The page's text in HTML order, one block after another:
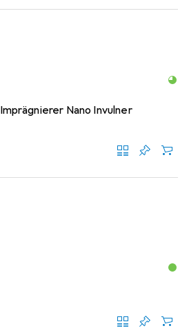
Imprägnierer Nano Invulner